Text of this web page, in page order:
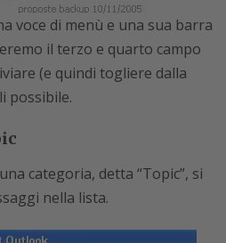
voce di menù e una sua barra
il terzo e quarto campo
(e quindi togliere dalla
possibile.
categoria, detta “Topic”, si
nella lista.